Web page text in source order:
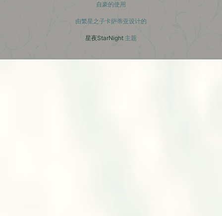
自豪的使用
由繁星之子卡萨蒂亚设计的
星夜StarNight 主题